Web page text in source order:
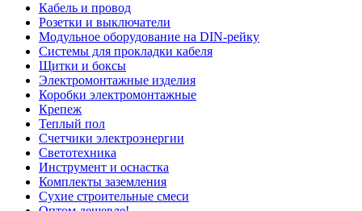
Кабель и провод
Розетки и выключатели
Модульное оборудование на DIN-рейку
Системы для прокладки кабеля
Щитки и боксы
Электромонтажные изделия
Коробки электромонтажные
Крепеж
Теплый пол
Счетчики электроэнергии
Светотехника
Инструмент и оснастка
Комплекты заземления
Сухие строительные смеси